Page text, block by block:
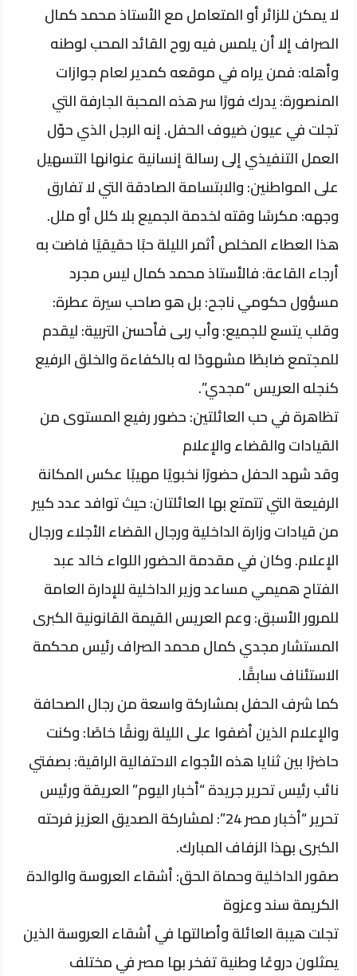
​لا يمكن للزائر أو المتعامل مع الأستاذ محمد كمال
الصراف إلا أن يلمس فيه روح القائد المحب لوطنه
وأهله: فمن يراه في موقعه كمدير لعام جوازات
المنصورة: يدرك فورًا سر هذه المحبة الجارفة التي
تجلت في عيون ضيوف الحفل. إنه الرجل الذي حوّل
العمل التنفيذي إلى رسالة إنسانية عنوانها التسهيل
على المواطنين: والابتسامة الصادقة التي لا تفارق
وجهه: مكرسًا وقته لخدمة الجميع بلا كلل أو ملل.
​هذا العطاء المخلص أثمر الليلة حبًا حقيقيًا فاضت به
أرجاء القاعة: فالأستاذ محمد كمال ليس مجرد
مسؤول حكومي ناجح: بل هو صاحب سيرة عطرة:
وقلب يتسع للجميع: وأب ربى فأحسن التربية: ليقدم
للمجتمع ضابطًا مشهودًا له بالكفاءة والخلق الرفيع
كنجله العريس “مجدي”.
​تظاهرة في حب العائلتين: حضور رفيع المستوى من
القيادات والقضاء والإعلام
​وقد شهد الحفل حضورًا نخبويًا مهيبًا عكس المكانة
الرفيعة التي تتمتع بها العائلتان: حيث توافد عدد كبير
من قيادات وزارة الداخلية ورجال القضاء الأجلاء ورجال
الإعلام. وكان في مقدمة الحضور اللواء خالد عبد
الفتاح هميمي مساعد وزير الداخلية للإدارة العامة
للمرور الأسبق: وعم العريس القيمة القانونية الكبرى
المستشار مجدي كمال محمد الصراف رئيس محكمة
الاستئناف سابقًا.
​كما شرف الحفل بمشاركة واسعة من رجال الصحافة
والإعلام الذين أضفوا على الليلة رونقًا خاصًا: وكنت
حاضرًا بين ثنايا هذه الأجواء الاحتفالية الراقية: بصفتي
نائب رئيس تحرير جريدة “أخبار اليوم” العريقة ورئيس
تحرير “أخبار مصر 24”: لمشاركة الصديق العزيز فرحته
الكبرى بهذا الزفاف المبارك.
​صقور الداخلية وحماة الحق: أشقاء العروسة والوالدة
الكريمة سند وعزوة
​تجلت هيبة العائلة وأصالتها في أشقاء العروسة الذين
يمثلون دروعًا وطنية تفخر بها مصر في مختلف